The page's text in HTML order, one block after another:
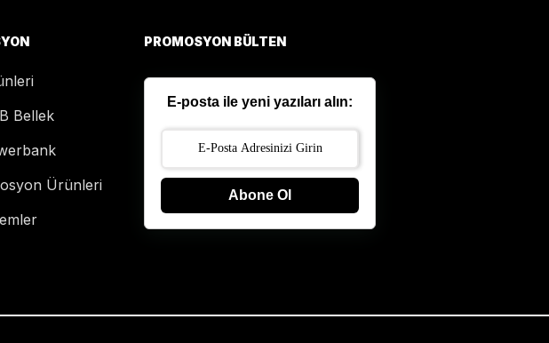
Bellek
Ürünleri
PROMOSYON BÜLTEN
E-posta ile yeni yazıları alın:
Abone Ol